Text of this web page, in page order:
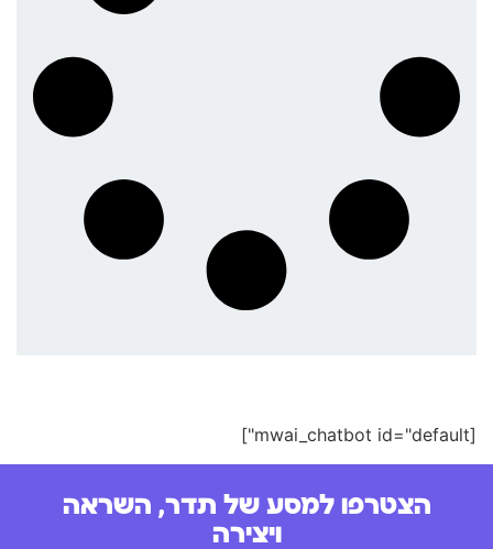
[mwai_chatbot id="default"]
הצטרפו למסע של תדר, השראה
ויצירה